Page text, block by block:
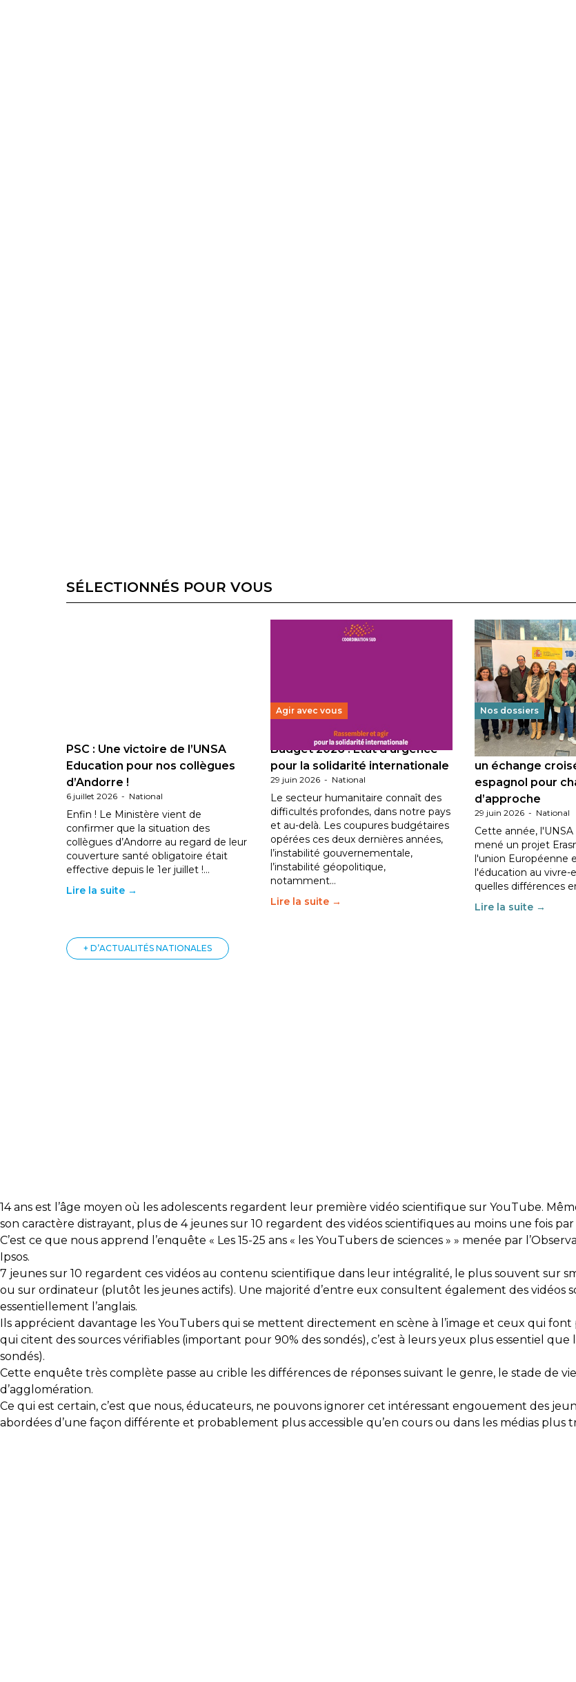
SÉLECTIONNÉS POUR VOUS
PSC : Une victoire de l’UNSA
Education pour nos collègues
d’Andorre !
6 juillet 2026 - National
Enfin ! Le Ministère vient de
confirmer que la situation des
collègues d’Andorre au regard de leur
couverture santé obligatoire était
effective depuis le 1er juillet !…
Lire la suite →
Agir avec vous
Budget 2026 : État d’urgence
pour la solidarité internationale
29 juin 2026 - National
Le secteur humanitaire connaît des
difficultés profondes, dans notre pays
et au-delà. Les coupures budgétaires
opérées ces deux dernières années,
l’instabilité gouvernementale,
l’instabilité géopolitique,
notamment…
Lire la suite →
Nos dossiers
Éducation au
un échange
espagnol pour
d’approche
29 juin 2026 - National
Cette année,
mené un projet
l'union Européenne
l'éducation au vivre-
quelles différences
Lire la suite →
+ D’ACTUALITÉS NATIONALES
14 ans est l’âge moyen où les adolescents regardent leur première vidéo scientifique sur YouTube.
son caractère distrayant, plus de 4 jeunes sur 10 regardent des vidéos scientifiques au moins une fois par
C’est ce que nous apprend
l’enquête « Les 15-25 ans « les YouTubers de sciences » » menée par
Ipsos.
7 jeunes sur 10 regardent ces vidéos au contenu scientifique dans leur intégralité, le plus souvent sur
ou sur ordinateur (plutôt les jeunes actifs). Une majorité d’entre eux consultent également des vidéos
essentiellement l’anglais.
Ils apprécient davantage les YouTubers qui se mettent directement en scène à l’image et ceux qui
qui citent des sources vérifiables (important pour 90% des sondés), c’est à leurs yeux plus essentiel
sondés).
Cette enquête très complète passe au crible les différences de réponses suivant le genre, le stade de
d’agglomération.
Ce qui est certain, c’est que nous, éducateurs, ne pouvons ignorer cet intéressant engouement des
abordées d’une façon différente et probablement plus accessible qu’en cours ou dans les médias plus